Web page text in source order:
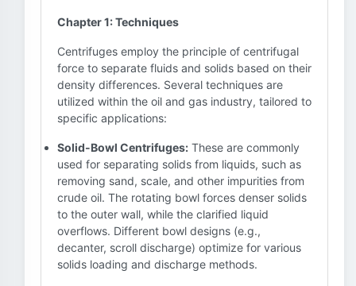
Chapter 1: Techniques
Centrifuges employ the principle of centrifugal
force to separate fluids and solids based on their
density differences. Several techniques are
utilized within the oil and gas industry, tailored to
specific applications:
Solid-Bowl Centrifuges: These are commonly
used for separating solids from liquids, such as
removing sand, scale, and other impurities from
crude oil. The rotating bowl forces denser solids
to the outer wall, while the clarified liquid
overflows. Different bowl designs (e.g.,
decanter, scroll discharge) optimize for various
solids loading and discharge methods.